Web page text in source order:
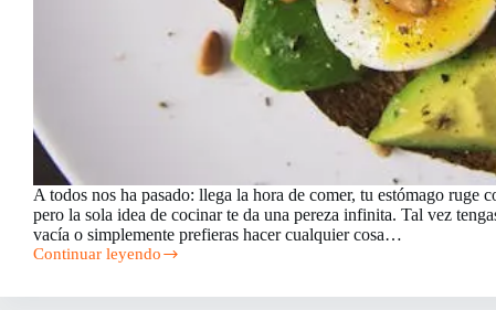
A todos nos ha pasado: llega la hora de comer, tu estómago ruge
pero la sola idea de cocinar te da una pereza infinita. Tal vez
vacía o simplemente prefieras hacer cualquier cosa…
Continuar leyendo
Recetas
y